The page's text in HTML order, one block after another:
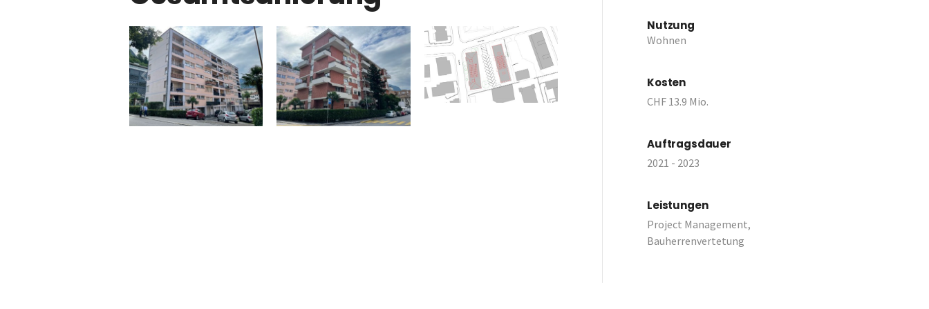
Nutzung
Wohnen
Kosten
CHF 13.9 Mio.
Auftragsdauer
2021 - 2023
Leistungen
Project Management,
Bauherrenvertetung